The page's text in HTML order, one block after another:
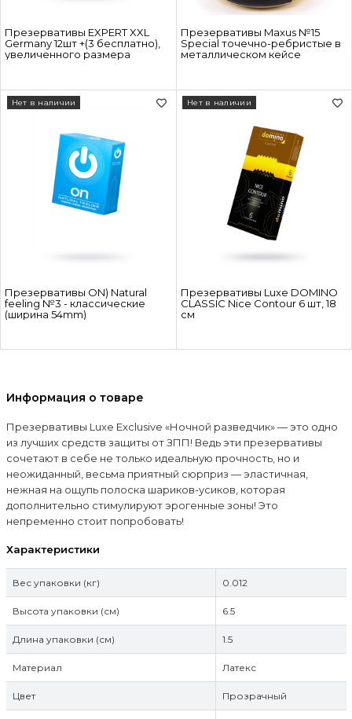
Презервативы EXPERT XXL
Germany 12шт +(3 бесплатно),
увеличенного размера
Презервативы Maxus №15
Special точечно-ребристые в
металлическом кейсе
Презервативы ON) Natural
feeling №3 - классические
(ширина 54mm)
Нет в наличии
Презервативы Luxe DOMINO
CLASSIC Nice Contour 6 шт, 18
см
Нет в наличии
Информация о товаре
Презервативы Luxe Exclusive «Ночной разведчик» — это одно
из лучших средств защиты от ЗПП! Ведь эти презервативы
сочетают в себе не только идеальную прочность, но и
неожиданный, весьма приятный сюрприз — эластичная,
нежная на ощупь полоска шариков-усиков, которая
дополнительно стимулируют эрогенные зоны! Это
непременно стоит попробовать!
Характеристики
Вес упаковки (кг) 0.012
Высота упаковки (см) 6.5
Длина упаковки (см) 1.5
Материал Латекс
Цвет Прозрачный